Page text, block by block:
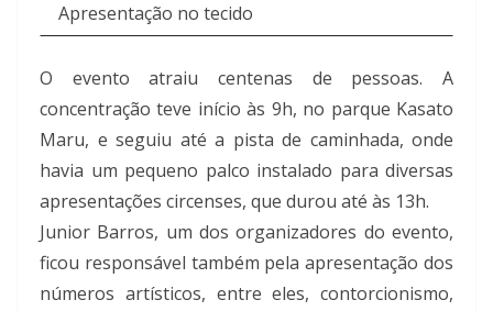
Apresentação no tecido
O evento atraiu centenas de pessoas. A
concentração teve início às 9h, no parque Kasato
Maru, e seguiu até a pista de caminhada, onde
havia um pequeno palco instalado para diversas
apresentações circenses, que durou até às 13h.
Junior Barros, um dos organizadores do evento,
ficou responsável também pela apresentação dos
números artísticos, entre eles, contorcionismo,